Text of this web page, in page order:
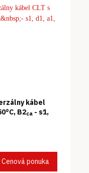
kábel
B2ca - s1,
Cenová ponuka